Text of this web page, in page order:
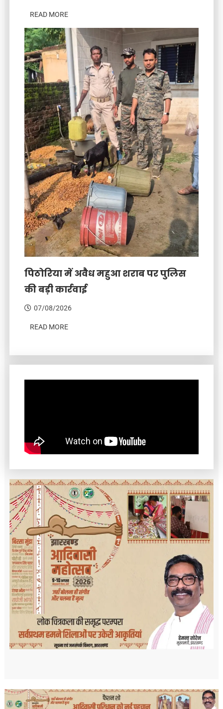
READ MORE
पिठोरिया में अवैध महुआ शराब पर पुलिस
की बड़ी कार्रवाई
07/08/2026
READ MORE